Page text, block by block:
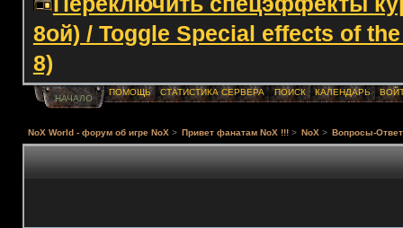
8ой) / Toggle Special effects of
8)
НАЧАЛО
ПОМОЩЬ СТАТИСТИКА СЕРВЕРА ПОИСК КАЛЕНДАРЬ
NoX World - форум об игре NoX > Привет фанатам NoX !!! > NoX > Вопросы-